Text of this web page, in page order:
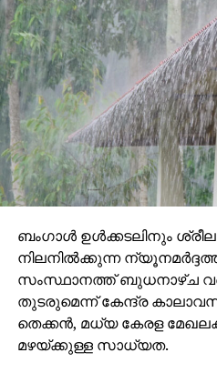
ബംഗാള്‍ ഉള്‍ക്കടലിനും
നിലനില്‍ക്കുന്ന
സംസ്ഥാനത്ത് ബുധനാഴ്ച
തുടരുമെന്ന് കേന്ദ്ര
തെക്കന്‍, മധ്യ കേരള
മഴയ്ക്കുള്ള സാധ്യത.